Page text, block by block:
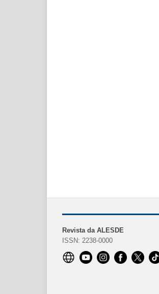
Revista da ALESDE
ISSN: 2238-0000